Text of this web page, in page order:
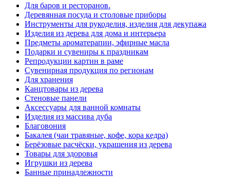
Для баров и ресторанов.
Деревянная посуда и столовые приборы
Инструменты для рукоделия, изделия для декупажа
Изделия из дерева для дома и интерьера
Предметы ароматерапии, эфирные масла
Подарки и сувениры к праздникам
Репродукции картин в раме
Сувенирная продукция по регионам
Для хранения
Канцтовары из дерева
Стеновые панели
Аксессуары для ванной комнаты
Изделия из массива дуба
Благовония
Бакалея (чаи травяные, кофе, кора кедра)
Берёзовые расчёски, украшения из дерева
Товары для здоровья
Игрушки из дерева
Банные принадлежности